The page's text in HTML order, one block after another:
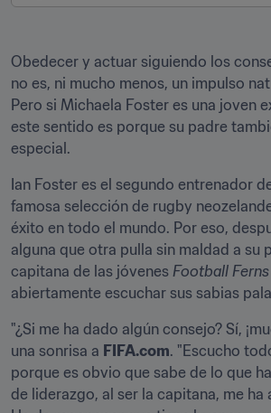
Obedecer y actuar siguiendo los
no es, ni mucho menos, un impulso
Pero si Michaela Foster es una joven
este sentido es porque su padre
especial.
Ian Foster es el segundo entrenador
famosa selección de rugby
éxito en todo el mundo. Por eso,
alguna que otra pulla sin maldad a su
capitana de las jóvenes Football Ferns
abiertamente escuchar sus sabias
"¿Si me ha dado algún consejo? Sí,
una sonrisa a FIFA.com. "Escucho
porque es obvio que sabe de lo que
de liderazgo, al ser la capitana, me ha